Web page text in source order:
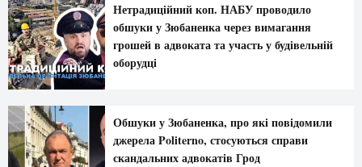
Нетрадиційний коп. НАБУ проводило
обшуки у Зюбаненка через вимагання
грошей в адвоката та участь у будівельній
оборудці
Обшуки у Зюбаненка, про які повідомили
джерела Politerno, стосуються справи
скандальних адвокатів Грод